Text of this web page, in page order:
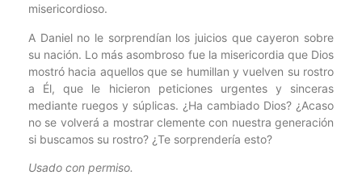
misericordioso.
A Daniel no le sorprendían los juicios que cayeron sobre
su nación. Lo más asombroso fue la misericordia que Dios
mostró hacia aquellos que se humillan y vuelven su rostro
a Él, que le hicieron peticiones urgentes y sinceras
mediante ruegos y súplicas. ¿Ha cambiado Dios? ¿Acaso
no se volverá a mostrar clemente con nuestra generación
si buscamos su rostro? ¿Te sorprendería esto?
Usado con permiso.